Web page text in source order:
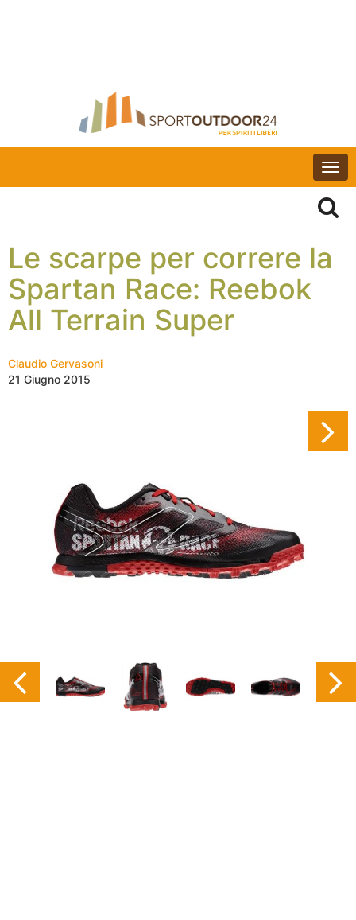
Le scarpe per correre la
Spartan Race: Reebok
All Terrain Super
Claudio Gervasoni
21 Giugno 2015